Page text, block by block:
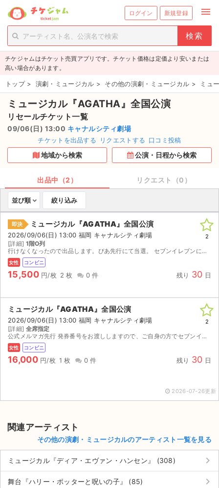
ログイン 新規登録 menu
person_add 新規会員登録
チケットを探す
新着チケット
値下げしたチケット
都道府県からチケットを探す
もうすぐ開催のチケット
取扱チケット
ライブ・コンサート（海外）
イベント
スポーツ
演劇・ミュージカル
ご利用ガイド
ご利用ガイド
お知らせ
チケジャムはチケット売買アプリです。チケット価格は定価より安いまたは
高い場合があります。
トップ > 演劇・ミュージカル > その他の演劇・ミュージカル > ミュ
ミュージカル『AGATHA』全国公演
リセールチケット一覧
09/06(日) 13:00 キャナルシティ劇場
チケットを出品する リクエストする 口コミ投稿
地域から検索 公演・日程から検索
出品中（2） リクエスト（0）
並び順 絞り込み
即決 ミュージカル『AGATHA』全国公演
2026/09/06(日) 13:00 福岡 キャナルシティ劇場
[詳細] 1階O列
行けなくなったので出品します。ぴあ先行にて当選。 セブンイレブンにて発券できますので取引確定後発券番号お伝えします。
女性 コンビニ
15,500 円/枚 2 枚 0 件 残り 30 日
2
ミュージカル『AGATHA』全国公演
2026/09/06(日) 13:00 福岡 キャナルシティ劇場
[詳細] 全席指定
公式メルマガ先行 発券番号をお渡ししますので、ご自身の方でセブンイレブンでの発券をお願いいたします。
女性 コンビニ
16,000 円/枚 1 枚 0 件 残り 30 日
2
2026-07-26更新
関連アーティスト
その他の演劇・ミュージカルのアーティスト一覧を見る
ミュージカル『ディア・エヴァン・ハンセン』 (308) keyboard_arrow_right
舞台『ハリー・ポッターと呪いの子』 (85) keyboard_arrow_right